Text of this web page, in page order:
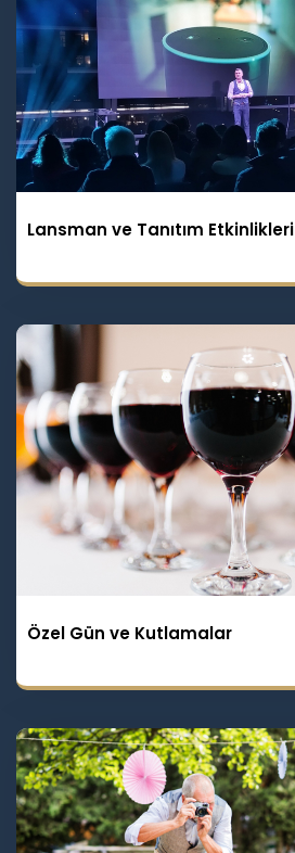
Lansman ve Tanıtım Etkinlikleri
Özel Gün ve Kutlamalar